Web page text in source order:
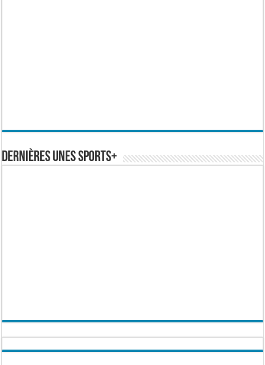
Dernières Unes Sports+